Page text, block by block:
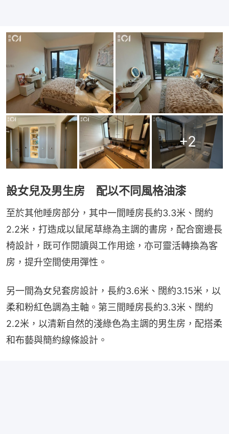
+2
設女兒及男生房 配以不同風格油漆
至於其他睡房部分，其中一間睡房長約3.3米、闊約
2.2米，打造成以鼠尾草綠為主調的書房，配合窗邊長
椅設計，既可作閱讀與工作用途，亦可靈活轉換為客
房，提升空間使用彈性。
另一間為女兒套房設計，長約3.6米、闊約3.15米，以
柔和粉紅色調為主軸。第三間睡房長約3.3米、闊約
2.2米，以清新自然的淺綠色為主調的男生房，配搭柔
和布藝與簡約線條設計。